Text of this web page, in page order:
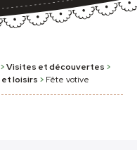
>Visites et découvertes >
loisirs > Fête votive